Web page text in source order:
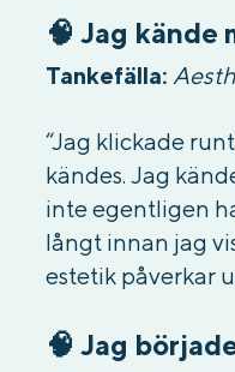
🧠 Jag kände
Tankefälla:
“Jag klickade
kändes. Jag
inte egentligen
långt innan jag
estetik påverkar
🧠 Jag